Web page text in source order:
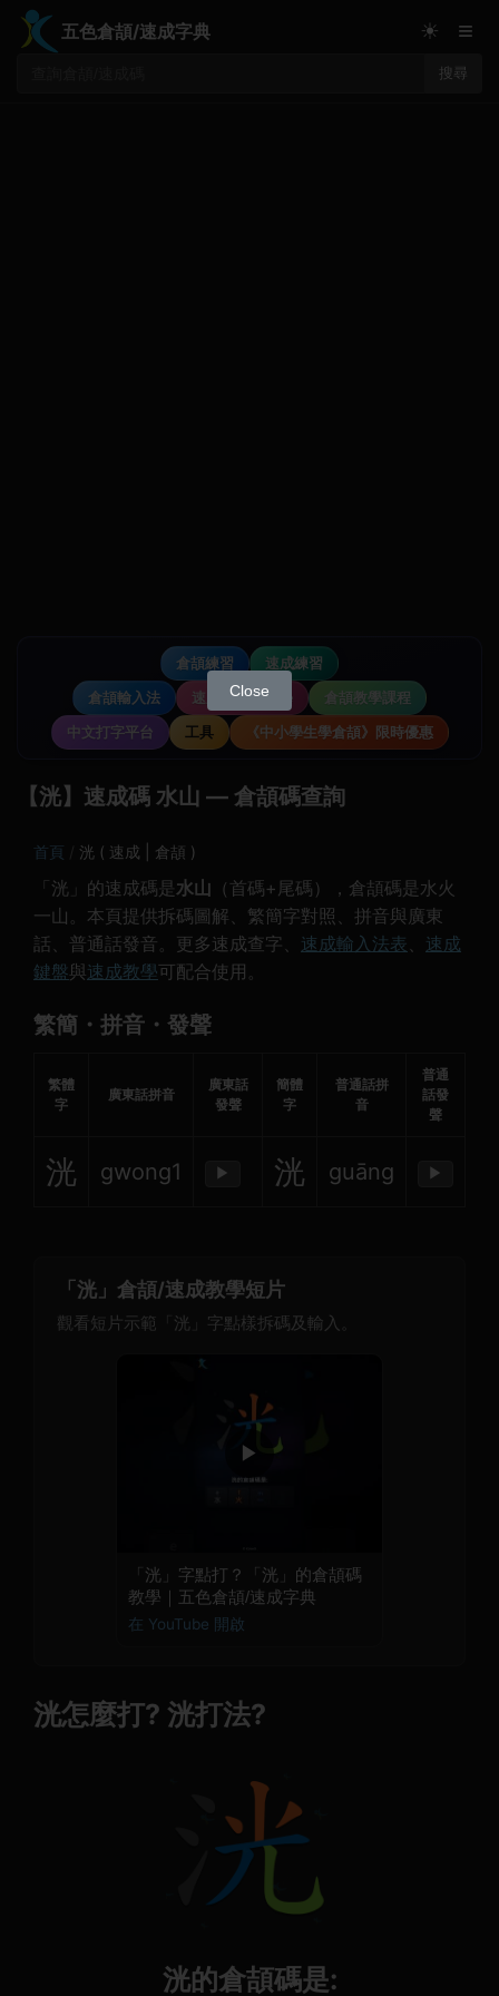
五色倉頡/速成字典
搜尋
☀ ≡
倉頡練習
速成練習
倉頡輸入法
速成輸入法教學
倉頡教學課程
中文打字平台
工具 《中小學生學倉頡》限時優惠
【洸】速成碼 水山 — 倉頡碼查詢
首頁 洸 ( 速成 | 倉頡 )
「洸」的速成碼是 水山 （首碼+尾碼），倉頡碼是水火
一山。本頁提供拆碼圖解、繁簡字對照、拼音與廣東
話、普通話發音。更多速成查字、 速成輸入法表、 速成
鍵盤與速成教學可配合使用。
繁簡・拼音・發聲
繁體
字
廣東話拼音
廣東話
發聲
簡體
字
普通話拼
音
普通
話發
聲
洸 gwong1 ▶ 洸 guāng ▶
「洸」倉頡/速成教學短片
觀看短片示範「洸」字點樣拆碼及輸入。
▶
「洸」字點打？「洸」的倉頡碼
教學｜五色倉頡/速成字典
在 YouTube 開啟
洸怎麼打? 洸打法?
洸的倉頡碼是:
Close